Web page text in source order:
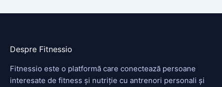
Despre Fitnessio
Fitnessio este o platformă care conectează persoane
interesate de fitness și nutriție cu antrenori personali și